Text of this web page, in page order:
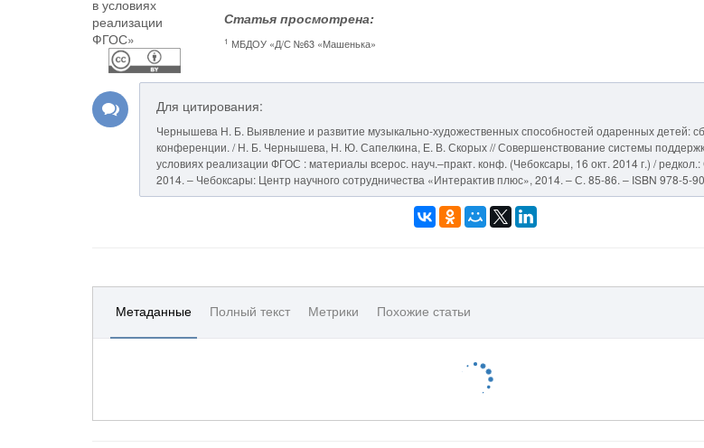
Статья просмотрена:
1 МБДОУ «Д/С №63 «Машенька»
Для цитирования:
Чернышева Н. Б. Выявление и развитие музыкально-художественных способностей одаренных детей:
конференции. / Н. Б. Чернышева, Н. Ю. Сапелкина, Е. В. Скорых // Совершенствование системы
условиях реализации ФГОС : материалы всерос. науч.–практ. конф. (Чебоксары, 16 окт. 2014 г.) /
2014. – Чебоксары: Центр научного сотрудничества «Интерактив плюс», 2014. – С. 85-86. – ISBN 978-5-
Метаданные Полный текст Метрики Похожие статьи